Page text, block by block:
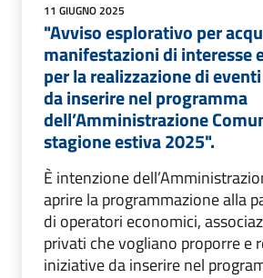
11 GIUGNO 2025
"Avviso esplorativo per
manifestazioni di interesse
per la realizzazione di
da inserire nel programma
dell’Amministrazione
stagione estiva 2025".
È intenzione
aprire la programmazione alla
di operatori economici,
privati che vogliano proporre e
iniziative da inserire nel